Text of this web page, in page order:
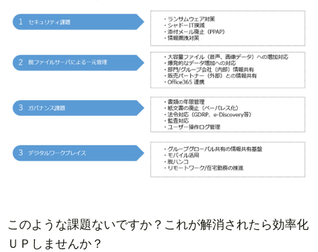
このような課題ないですか？これが解消されたら効率化
ＵＰしませんか？